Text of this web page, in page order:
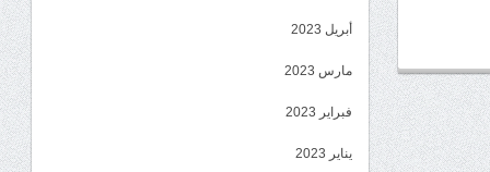
أبريل 2023
مارس 2023
فبراير 2023
يناير 2023